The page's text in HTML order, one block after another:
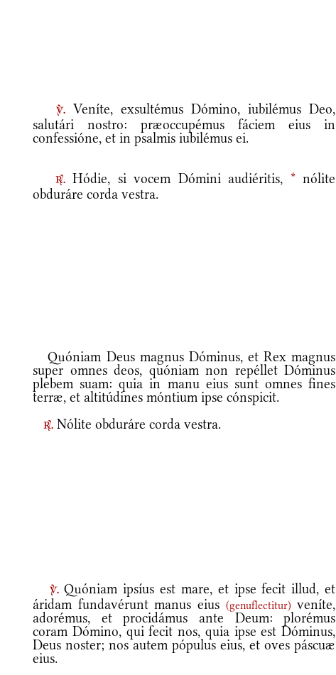
v.
Veníte, exsultémus Dómino, iubilémus Deo,
salutári nostro: præoccupémus fáciem eius in
confessióne, et in psalmis iubilémus ei.
r.Hódie, si vocem Dómini audiéritis, *nólite
obduráre corda vestra.
Quóniam Deus magnus Dóminus, et Rex magnus
super omnes deos, quóniam non repéllet Dóminus
plebem suam: quia in manu eius sunt omnes fines
terræ, et altitúdines móntium ipse cónspicit.
r. Nólite obduráre corda vestra.
v.Quóniam ipsíus est mare, et ipse fecit illud, et
áridam fundavérunt manus eius (genuflectitur) veníte,
adorémus, et procidámus ante Deum: plorémus
coram Dómino, qui fecit nos, quia ipse est Dóminus,
Deus noster; nos autem pópulus eius, et oves páscuæ
eius.